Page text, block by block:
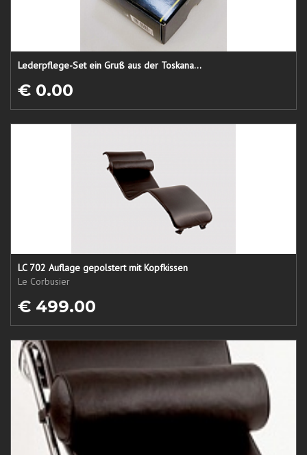
Lederpflege-Set ein Gruß aus der Toskana...
€ 0.00
LC 702 Auflage gepolstert mit Kopfkissen
Le Corbusier
€ 499.00